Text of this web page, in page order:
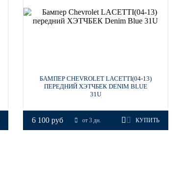
БАМПЕР CHEVROLET LACETTI(04-13)
ПЕРЕДНИЙ ХЭТЧБЕК DENIM BLUE
31U
6 100 руб от 3 дн. КУПИТЬ